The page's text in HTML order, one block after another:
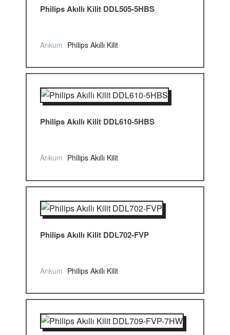
Philips Akıllı Kilit DDL505-5HBS
Arıkum Philips Akıllı Kilit
Philips Akıllı Kilit DDL610-5HBS
Arıkum Philips Akıllı Kilit
Philips Akıllı Kilit DDL702-FVP
Arıkum Philips Akıllı Kilit